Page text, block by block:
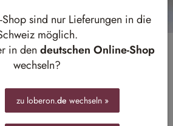
Living
Ihr Zuhause
sind nur Lieferungen in die
möglich.
in den deutschen Online-Shop
wechseln?
zu loberon.de wechseln »